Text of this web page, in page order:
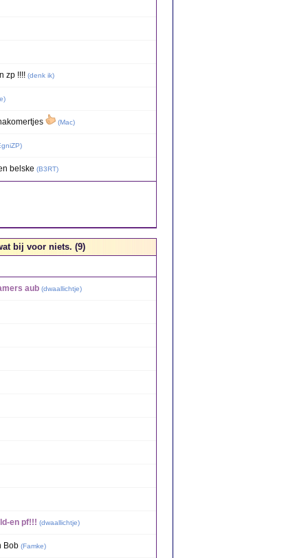
zp !!!! (denk ik)
)
(Mac)
)
belske (B3RT)
bij voor niets. (9)
aub (dwaallichtje)
en pf!!! (dwaallichtje)
Bob (Famke)